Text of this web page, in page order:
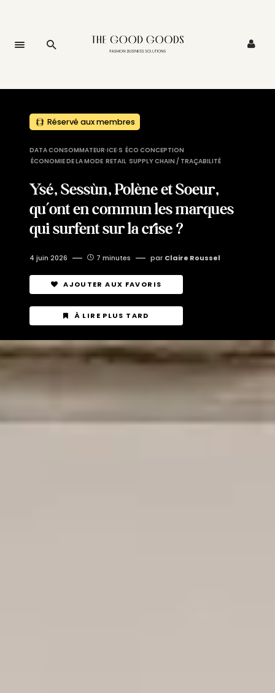
Réservé aux membres
DATA CONSOMMATEUR·ICE·S ÉCO CONCEPTION
ÉCONOMIE DE LA MODE RETAIL SUPPLY CHAIN / TRAÇABILITÉ
Ysé, Sessùn, Polène et Soeur,
qu’ont en commun les marques
qui surfent sur la crise ?
4 juin 2026 7 minutes par Claire Roussel
AJOUTER AUX FAVORIS
À LIRE PLUS TARD